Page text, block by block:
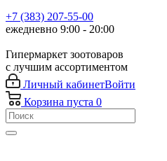
+7 (383) 207-55-00
ежедневно 9:00 - 20:00
Гипермаркет зоотоваров
с лучшим ассортиментом
Личный кабинетВойти
Корзина пуста 0